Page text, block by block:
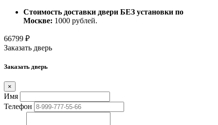
Стоимость доставки двери БЕЗ установки по
Москве: 1000 рублей.
66799 ₽
Заказать дверь
Заказать дверь
×
Имя
Телефон